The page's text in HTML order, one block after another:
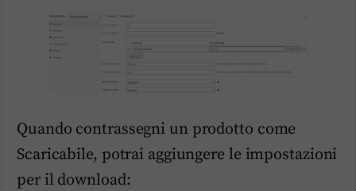
Quando contrassegni un prodotto come
Scaricabile, potrai aggiungere le impostazioni
per il download: